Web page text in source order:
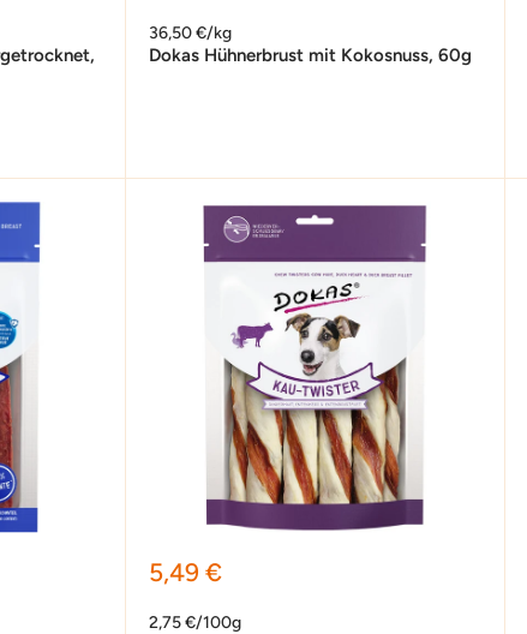
36,50 €/kg
Dokas Hühnerbrust mit Kokosnuss, 60g
Sonderpreis
5,49 €
2,75 €/100g